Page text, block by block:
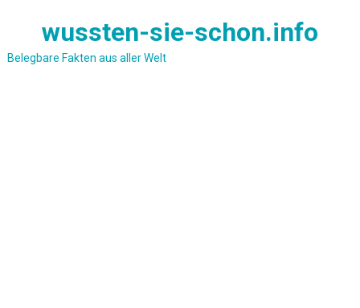
wussten-sie-schon.info
Belegbare Fakten aus aller Welt